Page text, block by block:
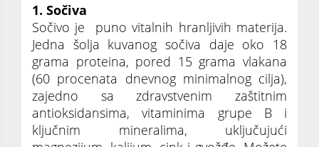
1. Sočiva
Sočivo je puno vitalnih hranljivih materija.
Jedna šolja kuvanog sočiva daje oko 18
grama proteina, pored 15 grama vlakana
(60 procenata dnevnog minimalnog cilja),
zajedno sa zdravstvenim zaštitnim
antioksidansima, vitaminima grupe B i
ključnim mineralima, uključujući